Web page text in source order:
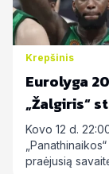
Krepšinis
Eurolyga
„Žalgiris“
Kovo 12 d.
praėjusią